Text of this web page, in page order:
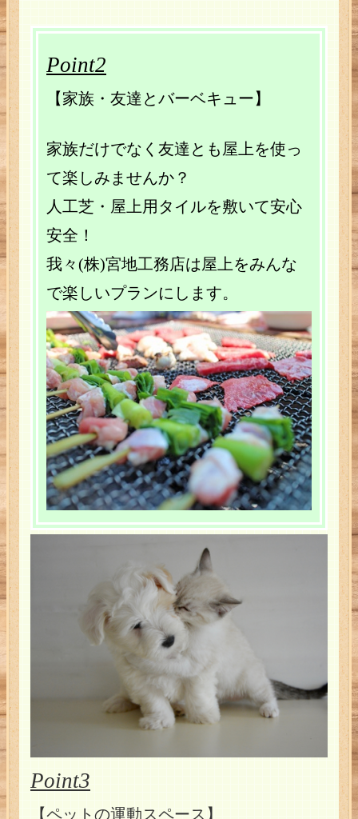
Point2
【家族・友達とバーベキュー】
家族だけでなく友達とも屋上を使っ
て楽しみませんか？
人工芝・屋上用タイルを敷いて安心
安全！
我々(株)宮地工務店は屋上をみんな
で楽しいプランにします。
Point3
【ペットの運動スペース】